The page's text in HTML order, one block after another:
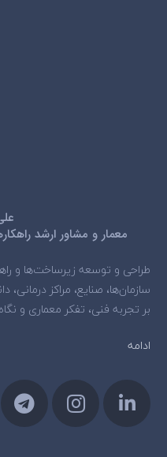
معمار و مشاور ارشد
طراحی و توسعه زیرساخت‌ها و
سازمان‌ها، صنایع، مراکز
بر تجربه فنی، تفکر معماری و
ادامه